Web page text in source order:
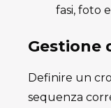
fasi, foto
Gestione
Definire un
sequenza